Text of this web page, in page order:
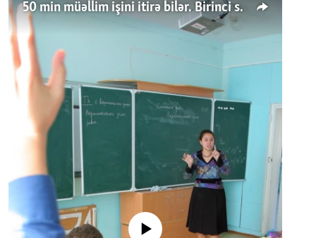
50 min müəllim işini itirə bilər. Birinci sinfə gedənlər azalır
No media source currently available